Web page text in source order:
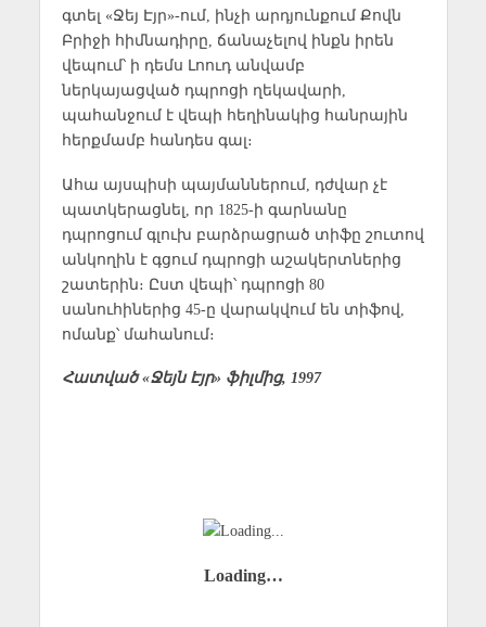
գտել «Ջեյ Էյր»-ում, ինչի արդյունքում Քովն
Բրիջի հիմնադիրը, ճանաչելով ինքն իրեն
վեպում՝ ի դեմս Լոուդ անվամբ
ներկայացված դպրոցի ղեկավարի,
պահանջում է վեպի հեղինակից հանրային
հերքմամբ հանդես գալ։
Ահա այսպիսի պայմաններում, դժվար չէ
պատկերացնել, որ 1825-ի գարնանը
դպրոցում գլուխ բարձրացրած տիֆը շուտով
անկողին է գցում դպրոցի աշակերտներից
շատերին։ Ըստ վեպի՝ դպրոցի 80
սանուհիներից 45-ը վարակվում են տիֆով,
ոմանք՝ մահանում։
Հատված «Ջեյն Էյր» ֆիլմից, 1997
Loading…